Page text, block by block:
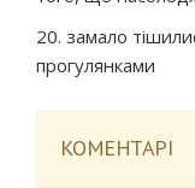
20. замало
прогулянками
КОМЕНТАРІ